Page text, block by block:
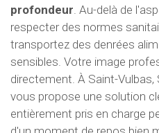
profondeur . Au-delà de
respecter des normes
transportez des denrées
sensibles. Votre image
directement. À Saint-
vous propose une solution
entièrement pris en charge